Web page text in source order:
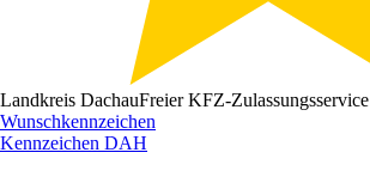
Landkreis DachauFreier KFZ-Zulassungsservice
Wunschkennzeichen
Kennzeichen DAH